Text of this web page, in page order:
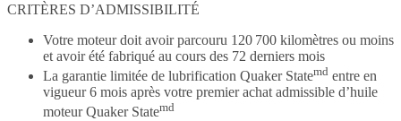
CRITÈRES D’ADMISSIBILITÉ
Votre moteur doit avoir parcouru 120 700 kilomètres ou moins
et avoir été fabriqué au cours des 72 derniers mois
La garantie limitée de lubrification Quaker Statemd entre en
vigueur 6 mois après votre premier achat admissible d’huile
moteur Quaker Statemd